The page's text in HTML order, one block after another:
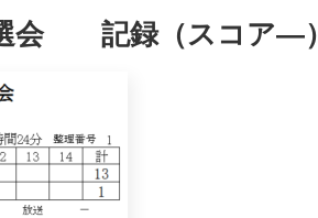
会 記録（スコア―）